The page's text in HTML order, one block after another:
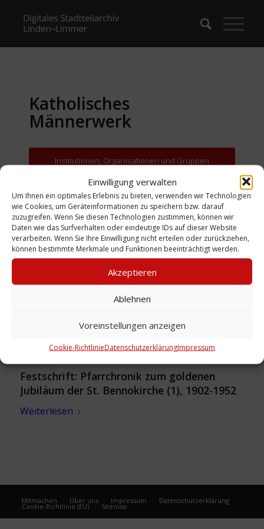
Einwilligung verwalten
Um Ihnen ein optimales Erlebnis zu bieten, verwenden wir Technologien
wie Cookies, um Geräteinformationen zu speichern bzw. darauf
zuzugreifen. Wenn Sie diesen Technologien zustimmen, können wir
Daten wie das Surfverhalten oder eindeutige IDs auf dieser Website
verarbeiten. Wenn Sie Ihre Einwilligung nicht erteilen oder zurückziehen,
können bestimmte Merkmale und Funktionen beeinträchtigt werden.
Akzeptieren
Ablehnen
Voreinstellungen anzeigen
Cookie-RichtlinieDatenschutzerklärungImpressum
Katholisches
Männerwerk
Institutionen, Organisationen und Gruppen
Zurück zur Suche
Festschrift: Pfarrchronik zum goldenen
Jubiläum der St. Bennokirche (1), 1902-1952
Weiterlesen
Mitmachen Über uns Impressum Datenschutzerklärung
Cookie-Richtlinie (EU) Sitemap